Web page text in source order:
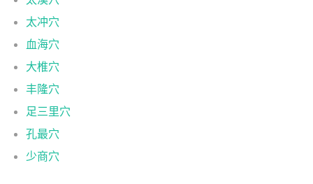
太冲穴
血海穴
大椎穴
丰隆穴
足三里穴
孔最穴
少商穴